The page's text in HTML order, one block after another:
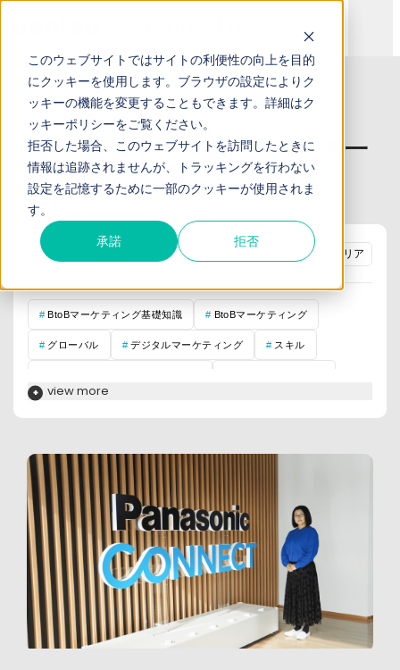
このウェブサイトではサイトの利便性の向上を目的
にクッキーを使用します。ブラウザの設定によりク
ッキーの機能を変更することもできます。詳細はク
ッキーポリシーをご覧ください。
拒否した場合、このウェブサイトを訪問したときに
情報は追跡されませんが、トラッキングを行わない
設定を記憶するために一部のクッキーが使用されま
す。
承諾 拒否
TOP お役立ち記事
BtoB企業インタビューの記事一
覧
tag : 絞込みクリア
BtoBマーケティング基礎知識 BtoBマーケティング
グローバル デジタルマーケティング スキル
ブランディング 営業戦略
ABM(Account Based Marketing)
コンテンツマーケティング 海外事業 生成AI
アメリカ リードナーチャリング リード獲得
海外勤務 ABMツール MAツール
インテントデータ グローバルマーケティング
チャットボット ツール選定 トランスクリエーション
view more